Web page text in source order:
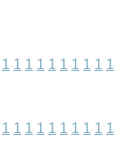
1 1 1 1 1 1 1 1 1 1
1 1 1 1 1 1 1 1 1 1